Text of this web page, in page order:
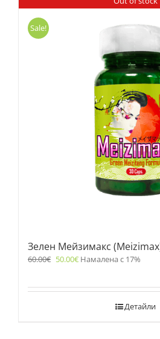
Sale!
Зелен Мейзимакс
60.00€ 50.00€ Намалена с 17%
Детайли